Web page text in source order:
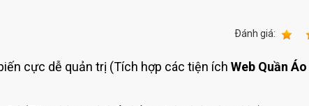
trị Website
Ðánh giá:
cực dễ quản trị (Tích hợp các tiện ích Web Quần Áo